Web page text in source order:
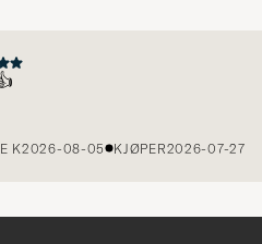
08-05 KJØPER2026-07-27